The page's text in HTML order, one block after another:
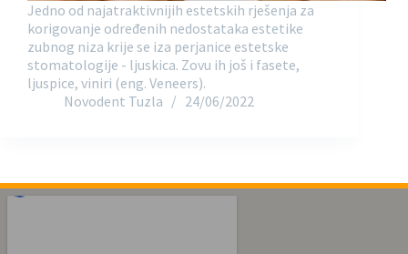
Jedno od najatraktivnijih estetskih rješenja za
korigovanje određenih nedostataka estetike
zubnog niza krije se iza perjanice estetske
stomatologije - ljuskica. Zovu ih još i fasete,
ljuspice, viniri (eng. Veneers).
Novodent Tuzla
24/06/2022